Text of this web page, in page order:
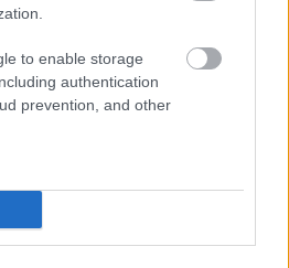
to enable storage
authentication
prevention, and other
napig nem láthatjuk a Duna